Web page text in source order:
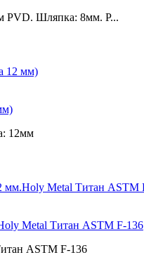
PVD. Шляпка: 8мм. Р...
12мм
Metal Титан ASTM F-136
ASTM F-136